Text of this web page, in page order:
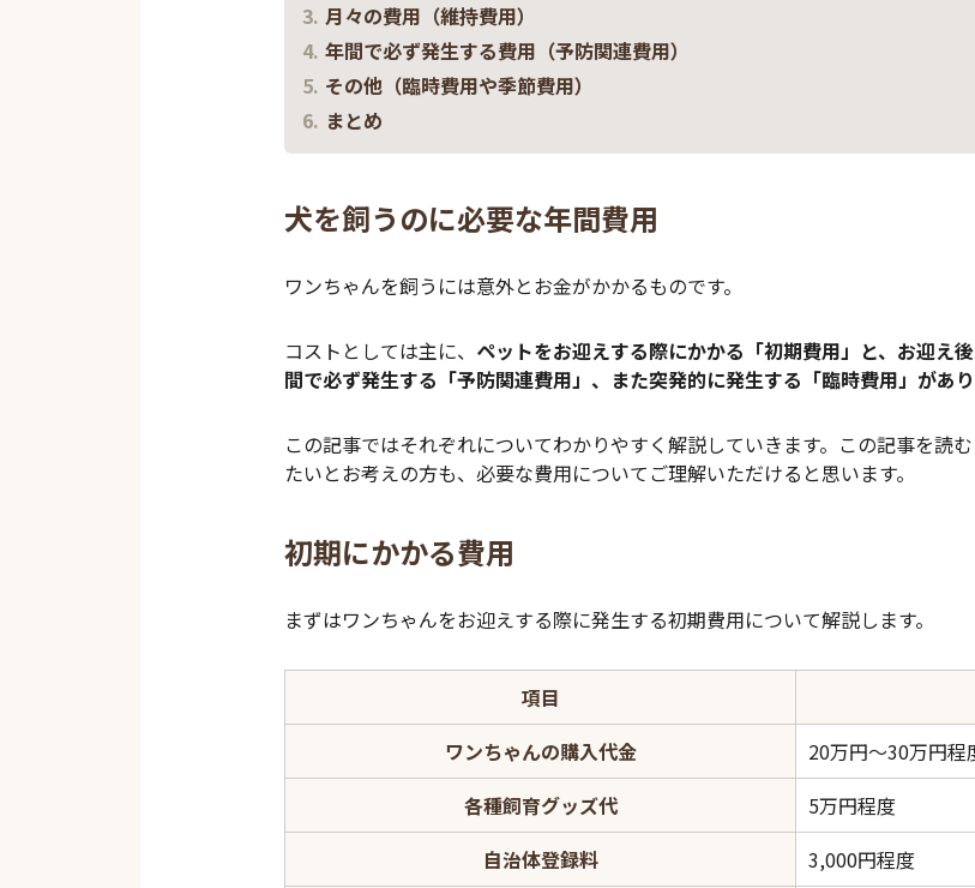
月々の費用（維持費用）
年間で必ず発生する費用（予防関連費用）
その他（臨時費用や季節費用）
まとめ
犬を飼うのに必要な年間費用
ワンちゃんを飼うには意外とお金がかかるものです。
コストとしては主に、 ペットをお迎えする際にかかる「初期費用」と、お迎え
間で必ず発生する「予防関連費用」、また突発的に発生する「臨時費用」があり
この記事ではそれぞれについてわかりやすく解説していきます。この記事を読
たいとお考えの方も、必要な費用についてご理解いただけると思います。
初期にかかる費用
まずはワンちゃんをお迎えする際に発生する初期費用について解説します。
項目
ワンちゃんの購入代金
20万円～30万円程
各種飼育グッズ代
5万円程度
自治体登録料
3,000円程度